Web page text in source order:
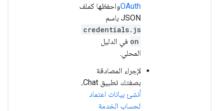
OAuthواحفظها كملف
JSON باسم
credentials.js
on في الدليل
المحلي.
لإجراء المصادقة
بصفتك تطبيق Chat،
أنشئ بيانات اعتماد
لحساب الخدمة